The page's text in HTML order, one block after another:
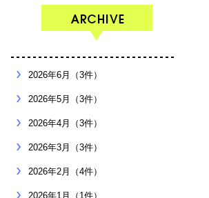
2026年6月（3件）
2026年5月（3件）
2026年4月（3件）
2026年3月（3件）
2026年2月（4件）
2026年1月（1件）